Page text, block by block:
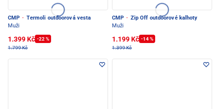
CMP · Termoli outdoorová vesta
Muži
1.399 Kč -22 %
1.799 Kč
CMP · Zip Off outdoorové kalhoty
Muži
1.199 Kč -14 %
1.399 Kč